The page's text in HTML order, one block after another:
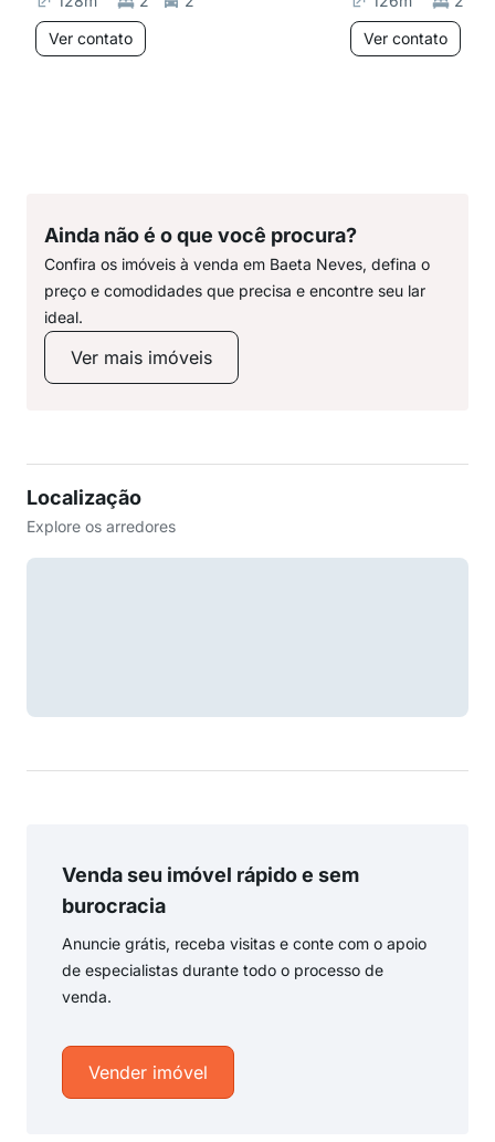
Ver contato
Ver contato
Ainda não é o que você procura?
Confira os imóveis à venda em Baeta Neves, defina o
preço e comodidades que precisa e encontre seu lar
ideal.
Ver mais imóveis
Localização
Explore os arredores
Venda seu imóvel rápido e sem
burocracia
Anuncie grátis, receba visitas e conte com o apoio
de especialistas durante todo o processo de
venda.
Vender imóvel